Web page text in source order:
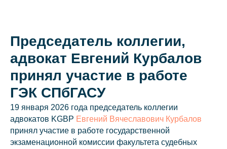
О коллегии
Практики
Новости
Карьера
Контакты
Председатель коллегии,
адвокат Евгений Курбалов
принял участие в работе
ГЭК СПбГАСУ
19 января 2026 года председатель коллегии
адвокатов KGBP Евгений Вячеславович Курбалов
принял участие в работе государственной
экзаменационной комиссии факультета судебных